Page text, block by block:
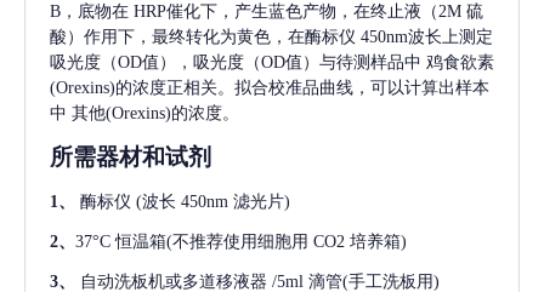
B，底物在 HRP催化下，产生蓝色产物，在终止液（2M 硫
酸）作用下，最终转化为黄色，在酶标仪 450nm波长上测定
吸光度（OD值），吸光度（OD值）与待测样品中 鸡食欲素
(Orexins)的浓度正相关。拟合校准品曲线，可以计算出样本
中 其他(Orexins)的浓度。
所需器材和试剂
1、 酶标仪 (波长 450nm 滤光片)
2、 37°C 恒温箱(不推荐使用细胞用 CO2 培养箱)
3、 自动洗板机或多道移液器 /5ml 滴管(手工洗板用)